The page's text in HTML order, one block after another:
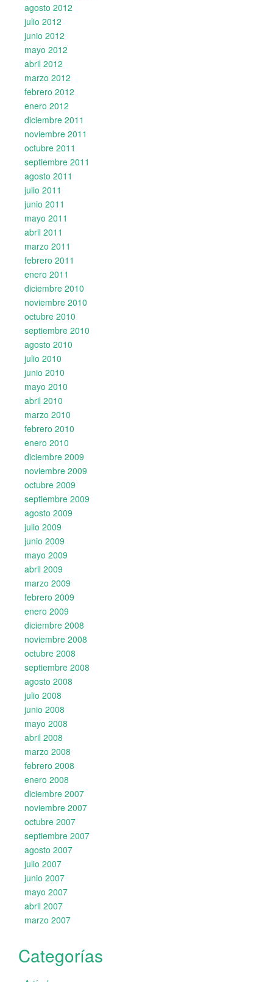
agosto 2012
julio 2012
junio 2012
mayo 2012
abril 2012
marzo 2012
febrero 2012
enero 2012
diciembre 2011
noviembre 2011
octubre 2011
septiembre 2011
agosto 2011
julio 2011
junio 2011
mayo 2011
abril 2011
marzo 2011
febrero 2011
enero 2011
diciembre 2010
noviembre 2010
octubre 2010
septiembre 2010
agosto 2010
julio 2010
junio 2010
mayo 2010
abril 2010
marzo 2010
febrero 2010
enero 2010
diciembre 2009
noviembre 2009
octubre 2009
septiembre 2009
agosto 2009
julio 2009
junio 2009
mayo 2009
abril 2009
marzo 2009
febrero 2009
enero 2009
diciembre 2008
noviembre 2008
octubre 2008
septiembre 2008
agosto 2008
julio 2008
junio 2008
mayo 2008
abril 2008
marzo 2008
febrero 2008
enero 2008
diciembre 2007
noviembre 2007
octubre 2007
septiembre 2007
agosto 2007
julio 2007
junio 2007
mayo 2007
abril 2007
marzo 2007
Categorías